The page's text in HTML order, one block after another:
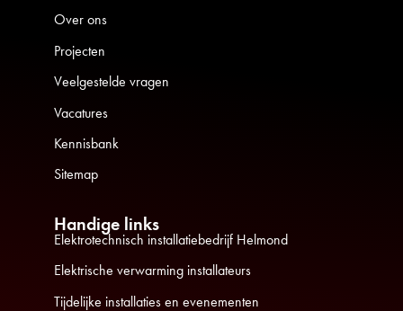
Over ons
Projecten
Veelgestelde vragen
Vacatures
Kennisbank
Sitemap
Handige links
Elektrotechnisch installatiebedrijf Helmond
Elektrische verwarming installateurs
Tijdelijke installaties en evenementen